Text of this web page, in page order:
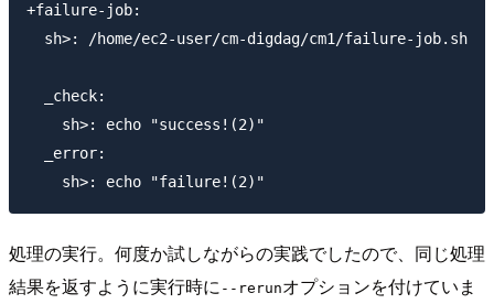
+failure-job:
  sh>: /home/ec2-user/cm-digdag/cm1/failure-job.sh
  _check:
    sh>: echo "success!(2)"
  _error:
処理の実行。何度か試しながらの実践でしたので、同じ処理
結果を返すように実行時に --rerunオプションを付けていま